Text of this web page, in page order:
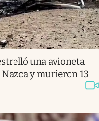
una avioneta
y murieron 13